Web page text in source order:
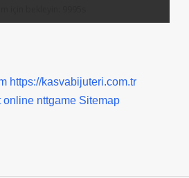
https://kasvabijuteri.com.tr
online nttgame Sitemap